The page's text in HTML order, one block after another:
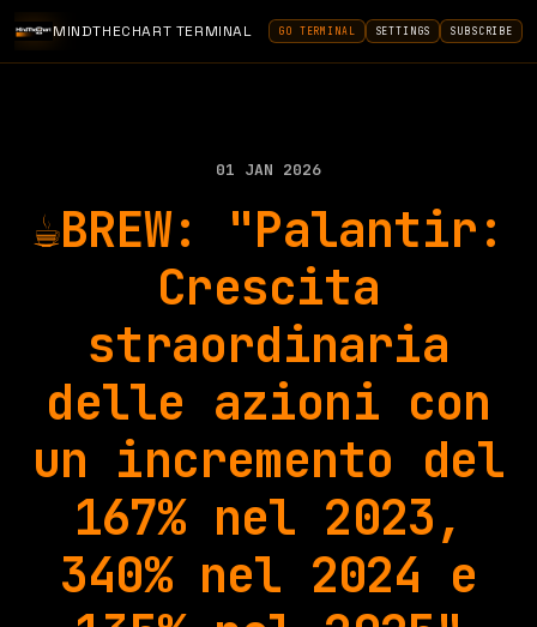
MINDTHECHART TERMINAL GO TERMINAL SETTINGS SUBSCRIBE
01 JAN 2026
☕BREW: "Palantir:
Crescita
straordinaria
delle azioni con
un incremento del
167% nel 2023,
340% nel 2024 e